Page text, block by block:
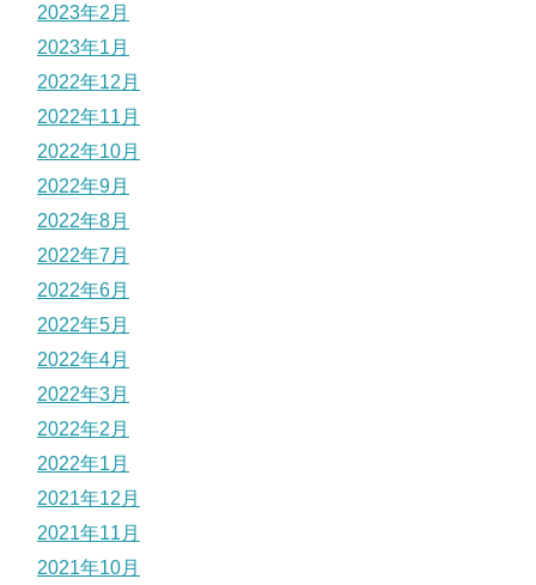
2023年2月
2023年1月
2022年12月
2022年11月
2022年10月
2022年9月
2022年8月
2022年7月
2022年6月
2022年5月
2022年4月
2022年3月
2022年2月
2022年1月
2021年12月
2021年11月
2021年10月